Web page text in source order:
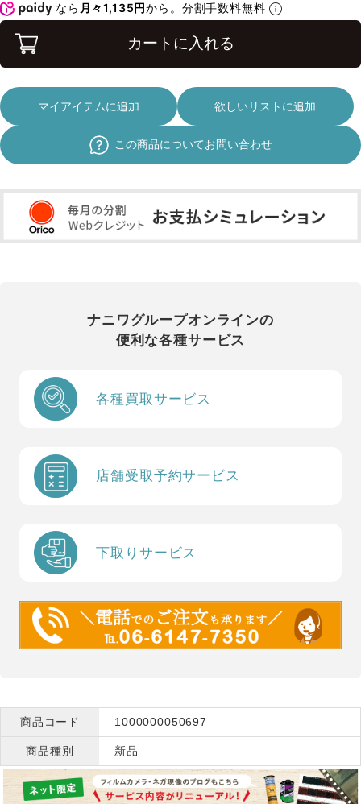
なら 月々1,135円から。分割手数料無料
カートに入れる
マイアイテムに追加 欲しいリストに追加
この商品についてお問い合わせ
ナニワグループオンラインの
便利な各種サービス
各種買取サービス
店舗受取予約サービス
下取りサービス
商品コード 1000000050697
商品種別 新品